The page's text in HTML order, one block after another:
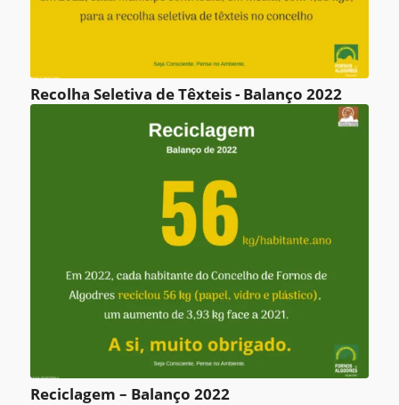
Recolha Seletiva de Têxteis - Balanço 2022
Reciclagem – Balanço 2022